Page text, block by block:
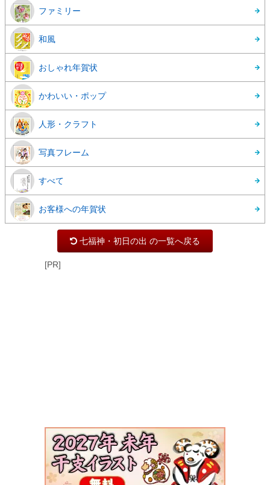
ファミリー
和風
おしゃれ年賀状
かわいい・ポップ
人形・クラフト
写真フレーム
すべて
お客様への年賀状
七福神・初日の出 の一覧へ戻る
[PR]